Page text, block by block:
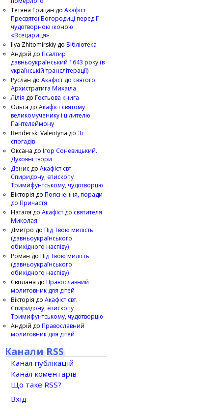
Тетяна Грицан до Акафіст
Пресвятої Богородиці перед Її
чудотворною іконою
«Всецариця»
Ilya Zhitomirskiy до Бібліотека
Андрій до Псалтир
давньоукраїнський 1643 року (в
українській транслітерації)
Руслан до Акафіст до святого
Архистратига Михаїла
Лілія до Гостьова книга
Ольга до Акафіст святому
великомученику і цілителю
Пантелеймону
Benderski Valentyna до Зі
спогадів
Оксана до Ігор Соневицький.
Духовні твори
Денис до Акафіст свт.
Спиридону, єпископу
Тримифунтському, чудотворцю
Вікторія до Пояснення, поради
до Причастя
Наталя до Акафіст до святителя
Миколая
Дмитро до Під Твою милість
(давньоукраїнського
обихідного наспіву)
Роман до Під Твою милість
(давньоукраїнського
обихідного наспіву)
Світлана до Православний
молитовник для дітей
Вікторія до Акафіст свт.
Спиридону, єпископу
Тримифунтському, чудотворцю
Андрій до Православний
молитовник для дітей
Канали RSS
Канал публікацій
Канал коментарів
Що таке RSS?
Вхід